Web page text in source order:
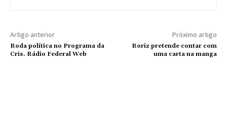
Artigo anterior
Roda política no Programa da
Cris. Rádio Federal Web
Próximo artigo
Roriz pretende contar com
uma carta na manga